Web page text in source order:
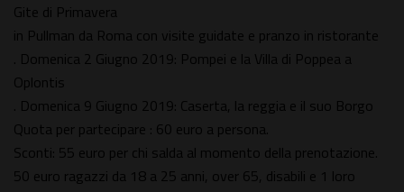
Gite di Primavera
in Pullman da Roma con visite guidate e pranzo in ristorante
. Domenica 2 Giugno 2019: Pompei e la Villa di Poppea a
Oplontis
. Domenica 9 Giugno 2019: Caserta, la reggia e il suo Borgo
Quota per partecipare : 60 euro a persona.
Sconti: 55 euro per chi salda al momento della prenotazione.
50 euro ragazzi da 18 a 25 anni, over 65, disabili e 1 loro